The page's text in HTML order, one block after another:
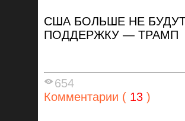
США БОЛЬШЕ НЕ
ПОДДЕРЖКУ — ТРАМП
654
Комментарии ( 13 )